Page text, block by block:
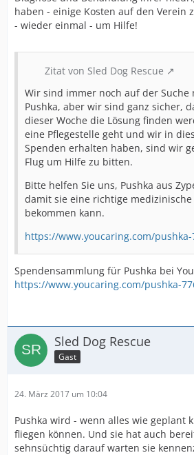
haben - einige Kosten auf den Verein
- wieder einmal - um Hilfe!
Zitat von Sled Dog Rescue
Wir sind immer noch auf der Suche
Pushka, aber wir sind ganz sicher,
dieser Woche die Lösung finden
eine Pflegestelle geht und wir in
Spenden erhalten haben, sind wir
Flug um Hilfe zu bitten.
Bitte helfen Sie uns, Pushka aus
damit sie eine richtige medizinische
bekommen kann.
https://www.youcaring.com/pushka-
Spendensammlung für Pushka bei
https://www.youcaring.com/pushka-
Sled Dog Rescue
Gast
24. März 2017 um 10:04
Pushka wird - wenn alles wie geplant
fliegen können. Und sie hat auch
sehnsüchtig darauf warten sie